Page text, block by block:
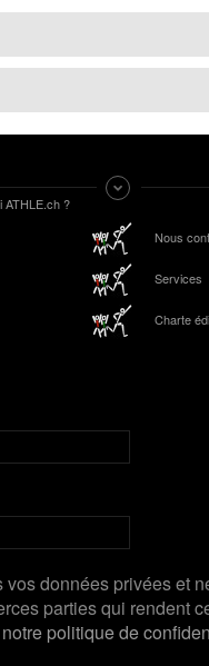
aux Mondiaux
les liens de notre suivi
à l’Euro indoor
2025 | Le Podcast
6e de sa 1ère finale
n°4 : Grand Slam
à Kingston
ATHLE.ch ?
Nous
Services
Charte
vos données privées et
parties qui rendent
politique de